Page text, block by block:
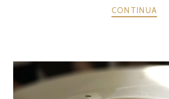
CONTINUA